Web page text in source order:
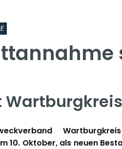
10. Oktober, als neuen